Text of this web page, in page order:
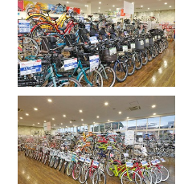
自転車修理工賃
サイクルメイト
サイクルポーター